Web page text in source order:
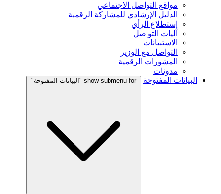
مواقع التواصل الاجتماعي
الدليل الإرشادي للمشاركة الرقمية
إستطلاع الرأي
آليات التواصل
الاستبيانات
التواصل مع الوزير
المشورات الرقمية
مدونات
البيانات المفتوحة
show submenu for "البيانات المفتوحة"